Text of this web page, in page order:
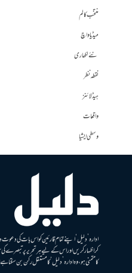
منتخب کالم
میڈیا واچ
نئے لکھاری
نقطہ نظر
ہیڈلائنز
واقعات
وسطی ایشیا
ادارہ ’دلیل‘ اپنے تمام قارئین کو اس بات کی دعوت
کر اظہار کریں اور اس کے لیے ہر تحریر پر تبصرے
کا متمنی ہو، وہ ادارہ ’دلیل‘ کا مستقل رکن بن